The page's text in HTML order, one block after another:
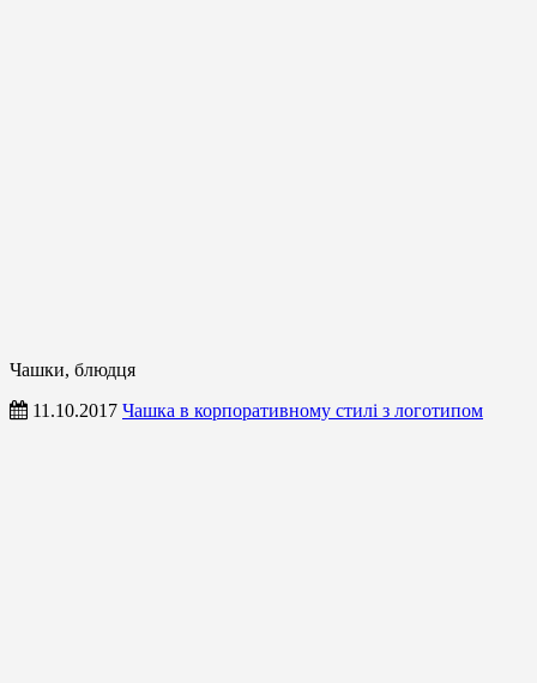
Чашки, блюдця
11.10.2017 Чашка в корпоративному стилі з логотипом